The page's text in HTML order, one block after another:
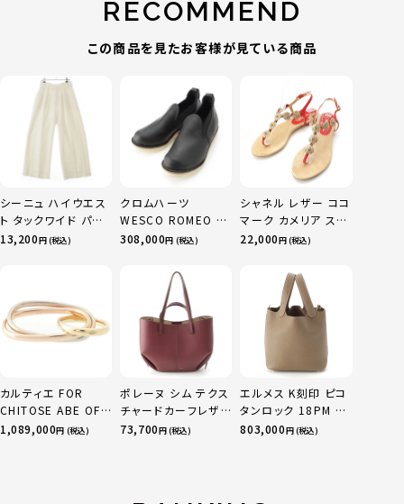
RECOMMEND
この商品を見たお客様が見ている商品
シーニュ ハイウエス
ト タックワイド パン
ツ ボトムス オフホワ
13,200円 (税込)
クロムハーツ
WESCO ROMEO レ
ザー ダガー ブーツ
308,000円 (税込)
シャネル レザー ココ
マーク カメリア スエ
ード サンダル ベージ
22,000円 (税込)
カルティエ FOR
CHITOSE ABE OF
sacai サカイ 750
1,089,000円 (税込)
ポレーヌ シム テクス
チャードカーフレザ
ー トートバッグ ダー
73,700円 (税込)
エルメス K刻印 ピコ
タンロック 18PM ト
リヨン ハンドバッグ
803,000円 (税込)